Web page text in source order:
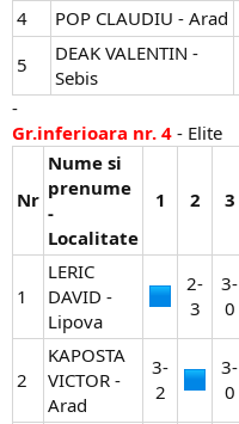
4 POP CLAUDIU - Arad
5
DEAK VALENTIN -
Sebis
-
Gr.inferioara nr. 4 - Elite
Nr
Nume si
prenume
-
Localitate
1 2 3
1
LERIC
DAVID -
Lipova
2-
3​
3-
0​
2
KAPOSTA
VICTOR -
Arad
3-
2​
3-
0​